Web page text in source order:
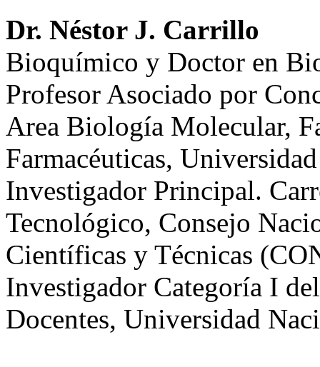
Dr. Néstor J. Carrillo
Bioquímico y Doctor en
Profesor Asociado por
Area Biología Molecular,
Farmacéuticas,
Investigador Principal.
Tecnológico, Consejo
Científicas y Técnicas
Investigador Categoría I
Docentes, Universidad